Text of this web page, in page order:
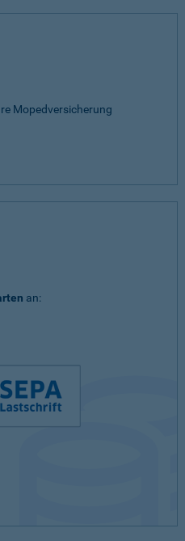
Mopedversicherung
an: